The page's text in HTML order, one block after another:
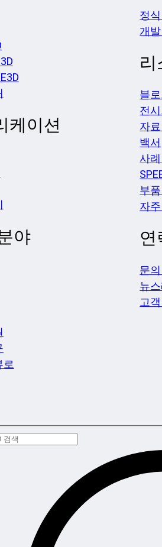
케이션
야
정
개
리
블로
전
자
백서
사
부
자
연
문
뉴
고